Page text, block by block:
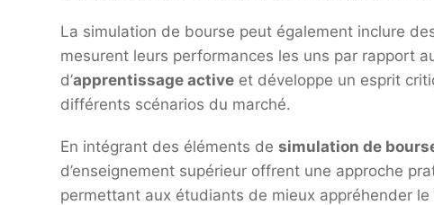
La simulation de bourse peut également inclure
mesurent leurs performances les uns par rapport
d’apprentissage active et développe un esprit
différents scénarios du marché.
En intégrant des éléments de simulation de
d’enseignement supérieur offrent une approche
permettant aux étudiants de mieux appréhender